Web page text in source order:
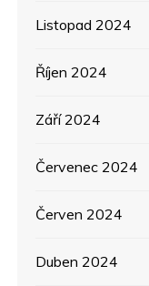
Listopad 2024
Říjen 2024
Září 2024
Červenec 2024
Červen 2024
Duben 2024